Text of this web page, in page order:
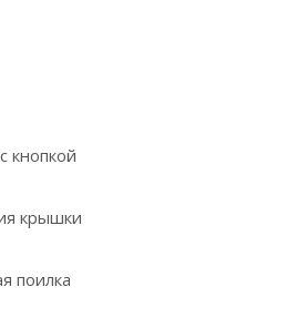
кнопкой
крышки
поилка